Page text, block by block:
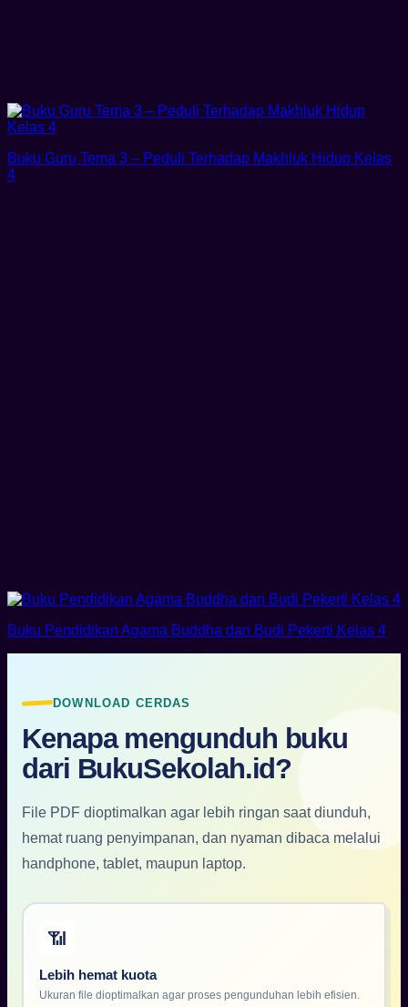
Buku Guru Tema 3 – Peduli Terhadap Makhluk Hidup Kelas
4
Buku Pendidikan Agama Buddha dan Budi Pekerti Kelas 4
DOWNLOAD CERDAS
Kenapa mengunduh buku
dari BukuSekolah.id?
File PDF dioptimalkan agar lebih ringan saat diunduh,
hemat ruang penyimpanan, dan nyaman dibaca melalui
handphone, tablet, maupun laptop.
📶
Lebih hemat kuota
Ukuran file dioptimalkan agar proses pengunduhan lebih efisien.